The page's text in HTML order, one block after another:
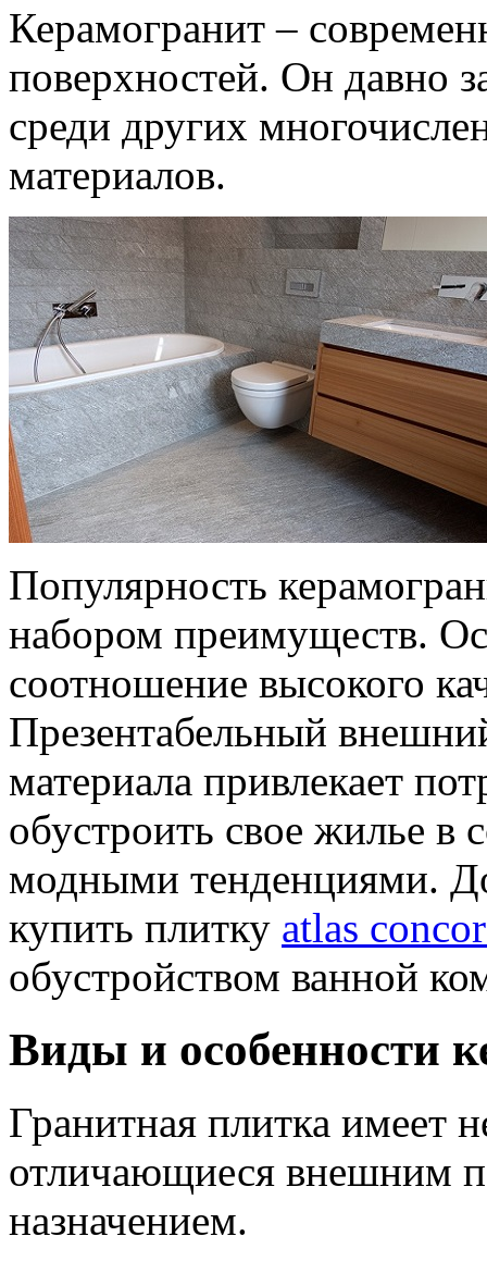
Керамогранит –
поверхностей. Он давно
среди других
материалов.
Популярность
набором преимуществ.
соотношение высокого
Презентабельный
материала привлекает
обустроить свое жилье в
модными тенденциями.
купить плитку atlas
обустройством ванной
Виды и особенности
Гранитная плитка имеет
отличающиеся внешним
назначением.